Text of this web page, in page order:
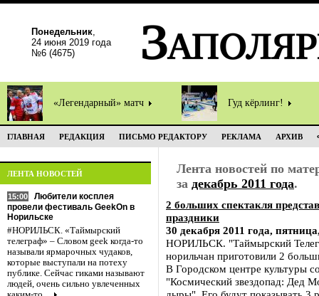
Понедельник,
24 июня 2019 года
№6 (4675)
«Легендарный» матч Гуд кёрлинг!
ГЛАВНАЯ РЕДАКЦИЯ ПИСЬМО РЕДАКТОРУ РЕКЛАМА АРХИВ
ЛЕНТА НОВОСТЕЙ
15:00
Любители косплея
провели фестиваль GeekOn в
Норильске
#НОРИЛЬСК. «Таймырский
телеграф» – Словом geek когда-то
называли ярмарочных чудаков,
которые выступали на потеху
публике. Сейчас гиками называют
людей, очень сильно увлеченных
Лента новостей по
за декабрь 2011 года.
2 больших спектакля
праздники
30 декабря 2011 года,
НОРИЛЬСК. "Таймырский
норильчан приготовили 2
В Городском центре культуры
"Космический звездопад: Дед